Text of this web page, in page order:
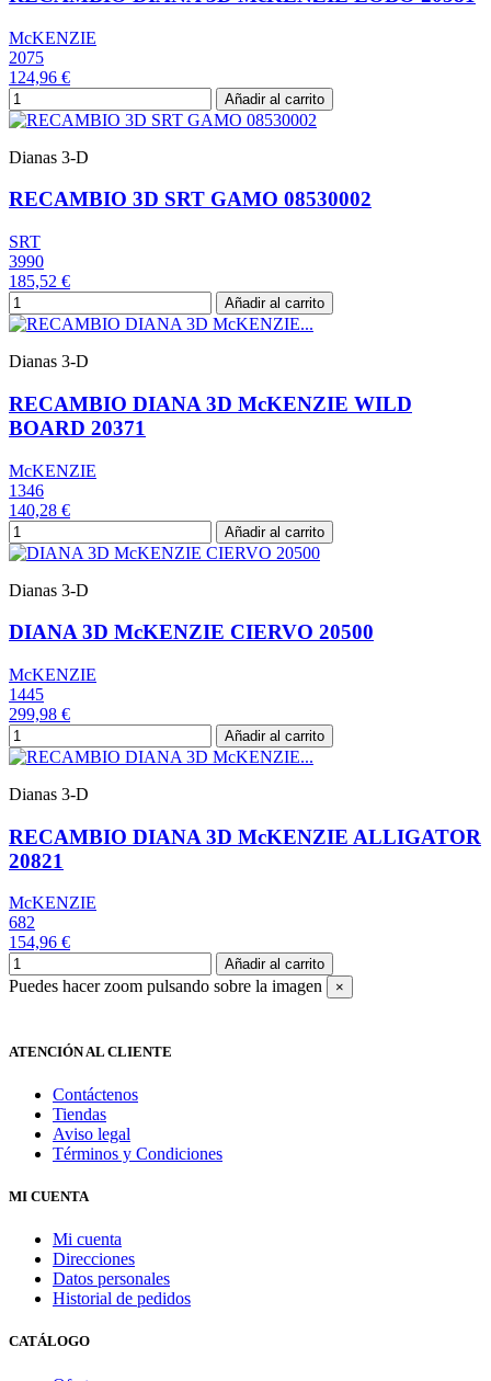
McKENZIE
2075
124,96 €
Añadir al carrito
Dianas 3-D
RECAMBIO 3D SRT GAMO 08530002
SRT
3990
185,52 €
Añadir al carrito
Dianas 3-D
RECAMBIO DIANA 3D McKENZIE WILD
BOARD 20371
McKENZIE
1346
140,28 €
Añadir al carrito
Dianas 3-D
DIANA 3D McKENZIE CIERVO 20500
McKENZIE
1445
299,98 €
Añadir al carrito
Dianas 3-D
RECAMBIO DIANA 3D McKENZIE ALLIGATOR
20821
McKENZIE
682
154,96 €
Añadir al carrito
Puedes hacer zoom pulsando sobre la imagen ×
ATENCIÓN AL CLIENTE
Contáctenos
Tiendas
Aviso legal
Términos y Condiciones
MI CUENTA
Mi cuenta
Direcciones
Datos personales
Historial de pedidos
CATÁLOGO